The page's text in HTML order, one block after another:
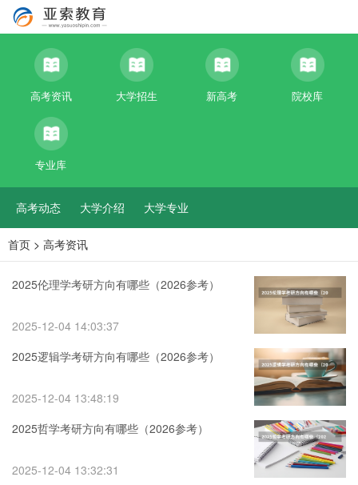
高考资讯 大学招生 新高考 院校库
专业库
高考动态 大学介绍 大学专业
首页 > 高考资讯
2025伦理学考研方向有哪些（2026参考）
2025-12-04 14:03:37
2025逻辑学考研方向有哪些（2026参考）
2025-12-04 13:48:19
2025哲学考研方向有哪些（2026参考）
2025-12-04 13:32:31